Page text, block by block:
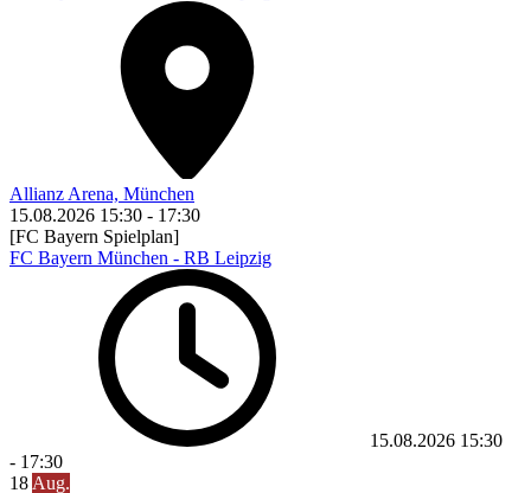
Allianz Arena, München
15.08.2026 15:30 - 17:30
[FC Bayern Spielplan]
FC Bayern München - RB Leipzig
15.08.2026 15:30
- 17:30
18 Aug.